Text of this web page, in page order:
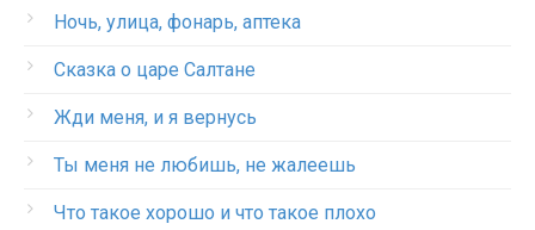
Ночь, улица, фонарь, аптека
Сказка о царе Салтане
Жди меня, и я вернусь
Ты меня не любишь, не жалеешь
Что такое хорошо и что такое плохо